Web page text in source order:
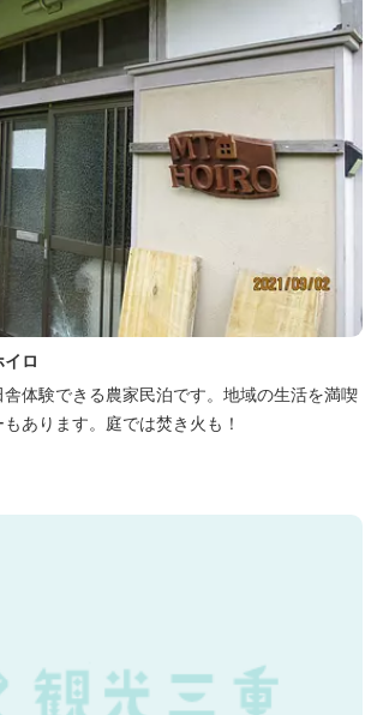
ロ
体験できる農家民泊です。地域の生活を満喫
あります。庭では焚き火も！